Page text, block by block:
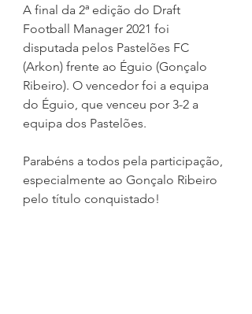
A final da 2ª edição do Draft
Football Manager 2021 foi
disputada pelos Pastelões FC
(Arkon) frente ao Éguio (Gonçalo
Ribeiro). O vencedor foi a equipa
do Éguio, que venceu por 3-2 a
equipa dos Pastelões.
Parabéns a todos pela participação,
especialmente ao Gonçalo Ribeiro
pelo título conquistado!